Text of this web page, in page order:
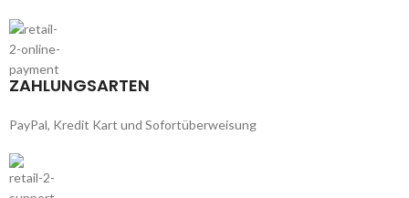
ZAHLUNGSARTEN
PayPal, Kredit Kart und Sofortüberweisung